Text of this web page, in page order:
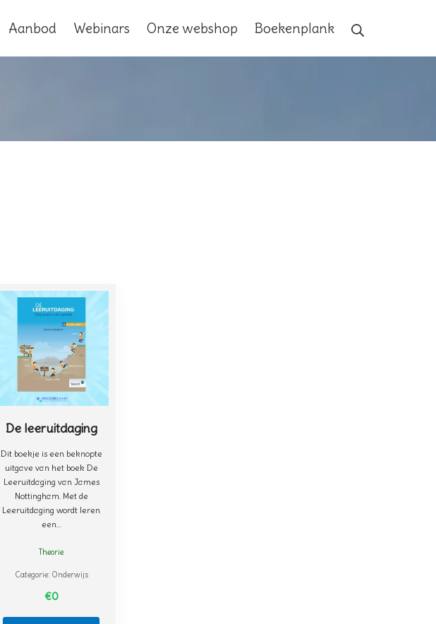
Aanbod Webinars Onze webshop Boekenplank
De leeruitdaging
Dit boekje is een beknopte
uitgave van het boek De
Leeruitdaging van James
Nottingham. Met de
Leeruitdaging wordt leren
een...
Theorie
Categorie: Onderwijs
€0